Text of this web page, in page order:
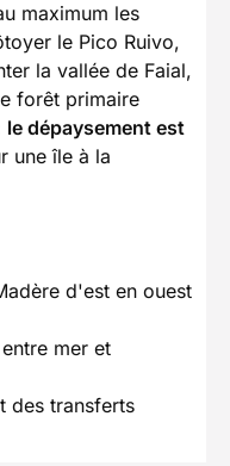
maximum les
le Pico Ruivo,
la vallée de Faial,
forêt primaire
le dépaysement est
une île à la
d'est en ouest
mer et
des transferts